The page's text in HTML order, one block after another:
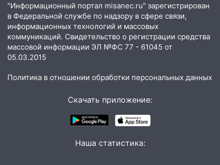
06:00 Под Ульяновском при развороте
пострадал 38-летний водитель
иномарки
05:00
«Каждая пятая женщина и каждый
второй мужчина в мире сталкиваются с
алопецией»: врач рассказал, чем может
быть вызвано облысение и как с этим
Гороскоп на 7 августа: пятница
принесет прилив творческой энергии и
"Информационный портал misanec.ru" зарегистрирован
в Федеральной службе по надзору в сфере связи,
информационных технологий и массовых
коммуникаций. Свидетельство о регистрации средства
массовой информации ЭЛ №ФС 77 - 61045 от
05.03.2015
Политика в отношении обработки персональных данных
Скачать приложение:
Наша статистика: